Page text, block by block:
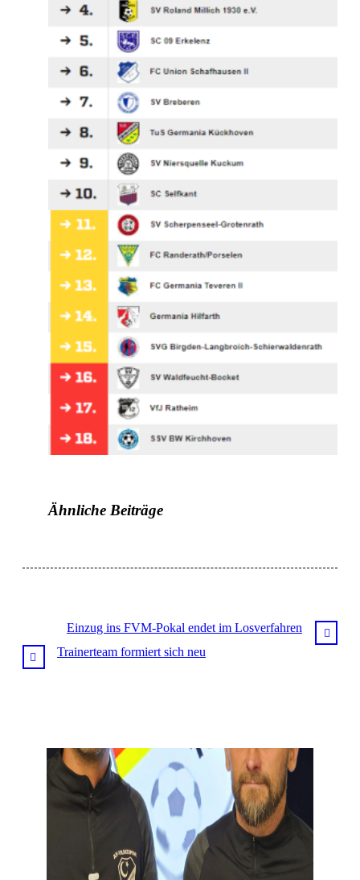
Ähnliche Beiträge
Einzug ins FVM-Pokal endet im Losverfahren
Trainerteam formiert sich neu